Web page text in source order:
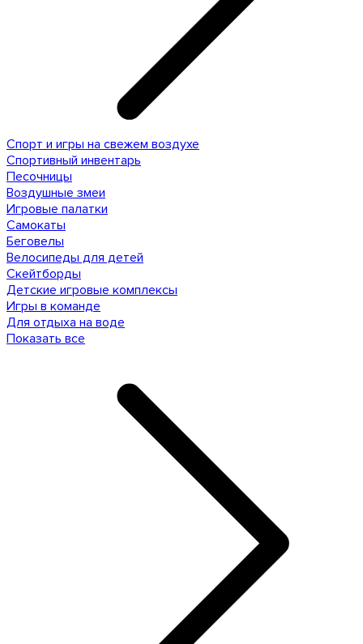
Спорт и игры на свежем воздухе
Спортивный инвентарь
Песочницы
Воздушные змеи
Игровые палатки
Самокаты
Беговелы
Велосипеды для детей
Скейтборды
Детские игровые комплексы
Игры в команде
Для отдыха на воде
Показать все